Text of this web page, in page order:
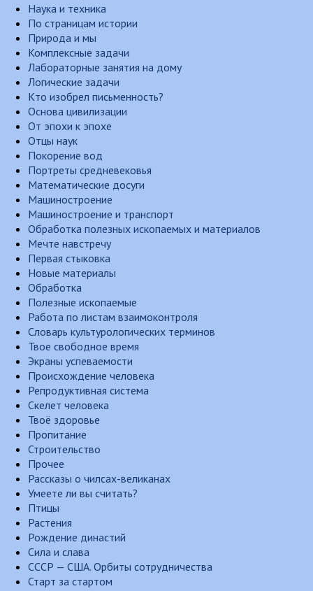
Наука и техника
По страницам истории
Природа и мы
Комплексные задачи
Лабораторные занятия на дому
Логические задачи
Кто изобрел письменность?
Основа цивилизации
От эпохи к эпохе
Отцы наук
Покорение вод
Портреты средневековья
Математические досуги
Машиностроение
Машиностроение и транспорт
Обработка полезных ископаемых и материалов
Мечте навстречу
Первая стыковка
Новые материалы
Обработка
Полезные ископаемые
Работа по листам взаимоконтроля
Словарь культурологических терминов
Твое свободное время
Экраны успеваемости
Происхождение человека
Репродуктивная система
Скелет человека
Твоё здоровье
Пропитание
Строительство
Прочее
Рассказы о чилсах-великанах
Умеете ли вы считать?
Птицы
Растения
Рождение династий
Сила и слава
СССР — США. Орбиты сотрудничества
Старт за стартом